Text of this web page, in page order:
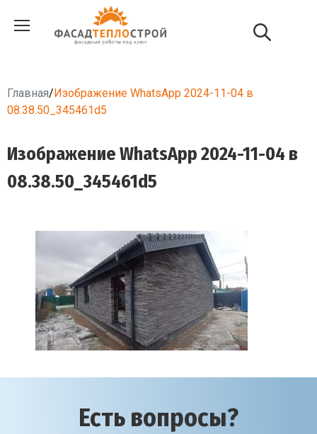
Главная/Изображение WhatsApp 2024-11-04 в
08.38.50_345461d5
Изображение WhatsApp 2024-11-04 в
08.38.50_345461d5
Есть вопросы?